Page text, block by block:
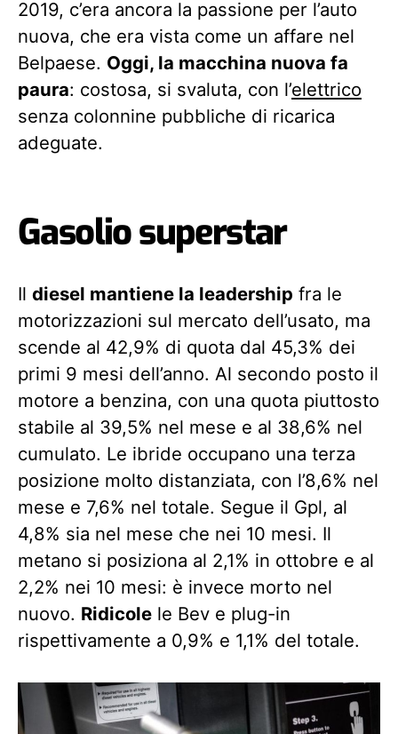
2019, c’era ancora la passione per l’auto
nuova, che era vista come un affare nel
Belpaese. Oggi, la macchina nuova fa
paura: costosa, si svaluta, con l’elettrico
senza colonnine pubbliche di ricarica
adeguate.
Gasolio superstar
Il diesel mantiene la leadership fra le
motorizzazioni sul mercato dell’usato, ma
scende al 42,9% di quota dal 45,3% dei
primi 9 mesi dell’anno. Al secondo posto il
motore a benzina, con una quota piuttosto
stabile al 39,5% nel mese e al 38,6% nel
cumulato. Le ibride occupano una terza
posizione molto distanziata, con l’8,6% nel
mese e 7,6% nel totale. Segue il Gpl, al
4,8% sia nel mese che nei 10 mesi. Il
metano si posiziona al 2,1% in ottobre e al
2,2% nei 10 mesi: è invece morto nel
nuovo. Ridicole le Bev e plug-in
rispettivamente a 0,9% e 1,1% del totale.